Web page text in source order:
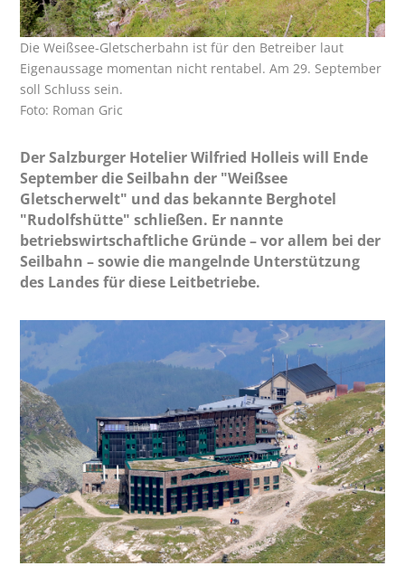
Die Weißsee-Gletscherbahn ist für den Betreiber laut
Eigenaussage momentan nicht rentabel. Am 29. September
soll Schluss sein.
Foto: Roman Gric
Der Salzburger Hotelier Wilfried Holleis will Ende
September die Seilbahn der "Weißsee
Gletscherwelt" und das bekannte Berghotel
"Rudolfshütte" schließen. Er nannte
betriebswirtschaftliche Gründe – vor allem bei der
Seilbahn – sowie die mangelnde Unterstützung
des Landes für diese Leitbetriebe.